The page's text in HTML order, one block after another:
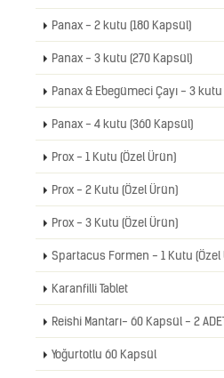
Panax - 2 kutu (180 Kapsül)
Panax - 3 kutu (270 Kapsül)
Panax & Ebegümeci Çayı - 3
Panax - 4 kutu (360 Kapsül)
Prox - 1 Kutu (Özel Ürün)
Prox - 2 Kutu (Özel Ürün)
Prox - 3 Kutu (Özel Ürün)
Spartacus Formen - 1 Kutu (Özel
Karanfilli Tablet
Reishi Mantarı- 60 Kapsül - 2
Yoğurtotlu 60 Kapsül